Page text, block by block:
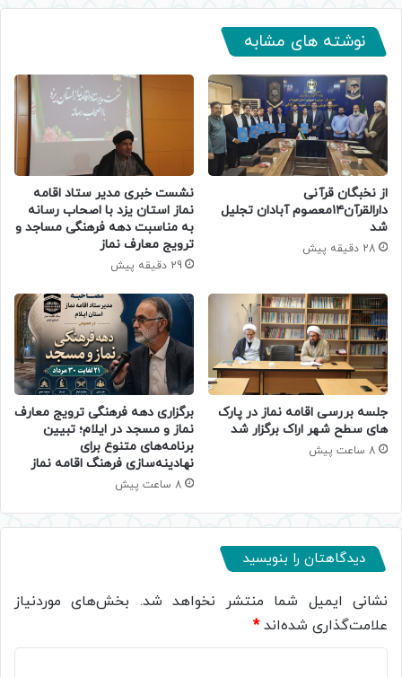
نوشته های مشابه
از نخبگان قرآنی
دارالقرآن۱۴معصوم آبادان تجلیل
شد
28 دقیقه پیش
نشست خبری مدیر ستاد اقامه
نماز استان یزد با اصحاب رسانه
به مناسبت دهه فرهنگی مساجد و
ترویج معارف نماز
29 دقیقه پیش
جلسه بررسی اقامه نماز در پارک
های سطح شهر اراک برگزار شد
8 ساعت پیش
برگزاری دهه فرهنگی ترویج معارف
نماز و مسجد در ایلام؛ تبیین
برنامه‌های متنوع برای
نهادینه‌سازی فرهنگ اقامه نماز
8 ساعت پیش
دیدگاهتان را بنویسید
نشانی ایمیل شما منتشر نخواهد شد. بخش‌های موردنیاز
علامت‌گذاری شده‌اند*